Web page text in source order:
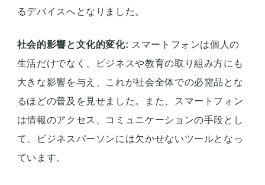
るデバイスへとなりました。
社会的影響と文化的変化: スマートフォンは個人の
生活だけでなく、ビジネスや教育の取り組み方にも
大きな影響を与え、これが社会全体での必需品とな
るほどの普及を見せました。また、スマートフォン
は情報のアクセス、コミュニケーションの手段とし
て、ビジネスパーソンには欠かせないツールとなっ
ています。